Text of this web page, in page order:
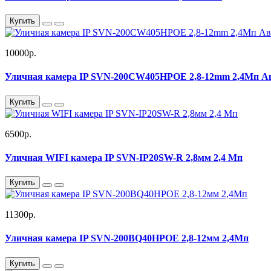
Купить
10000р.
Уличная камера IP SVN-200CW405HPOE 2,8-12mm 2,4Мп
Купить
6500р.
Уличная WIFI камера IP SVN-IP20SW-R 2,8мм 2,4 Мп
Купить
11300р.
Уличная камера IP SVN-200BQ40HPOE 2,8-12мм 2,4Мп
Купить